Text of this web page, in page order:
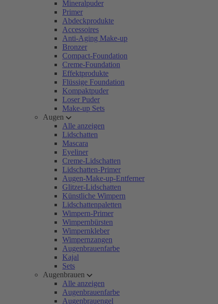
Mineralpuder
Primer
Abdeckprodukte
Accessoires
Anti-Aging Make-up
Bronzer
Compact-Foundation
Creme-Foundation
Effektprodukte
Flüssige Foundation
Kompaktpuder
Loser Puder
Make-up Sets
Augen
Alle anzeigen
Lidschatten
Mascara
Eyeliner
Creme-Lidschatten
Lidschatten-Primer
Augen-Make-up-Entferner
Glitzer-Lidschatten
Künstliche Wimpern
Lidschattenpaletten
Wimpern-Primer
Wimpernbürsten
Wimpernkleber
Wimpernzangen
Augenbrauenfarbe
Kajal
Sets
Augenbrauen
Alle anzeigen
Augenbrauenfarbe
Augenbrauengel